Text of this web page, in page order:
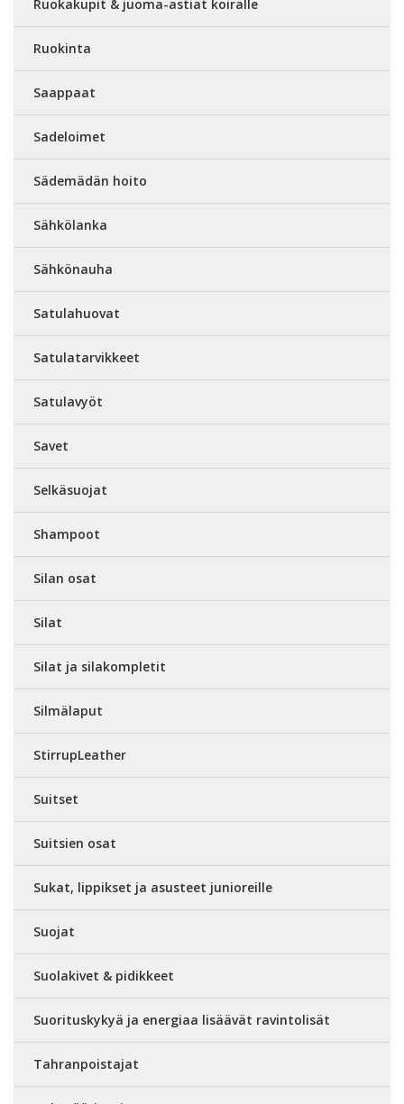
Ruokakupit & juoma-astiat koiralle
Ruokinta
Saappaat
Sadeloimet
Sädemädän hoito
Sähkölanka
Sähkönauha
Satulahuovat
Satulatarvikkeet
Satulavyöt
Savet
Selkäsuojat
Shampoot
Silan osat
Silat
Silat ja silakompletit
Silmälaput
StirrupLeather
Suitset
Suitsien osat
Sukat, lippikset ja asusteet junioreille
Suojat
Suolakivet & pidikkeet
Suorituskykyä ja energiaa lisäävät ravintolisät
Tahranpoistajat